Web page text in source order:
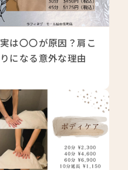
実は〇〇が原因？肩こ
りになる意外な理由